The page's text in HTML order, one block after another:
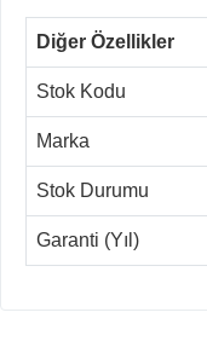
Diğer Özellikler
Stok Kodu
Marka
Stok Durumu
Garanti (Yıl)